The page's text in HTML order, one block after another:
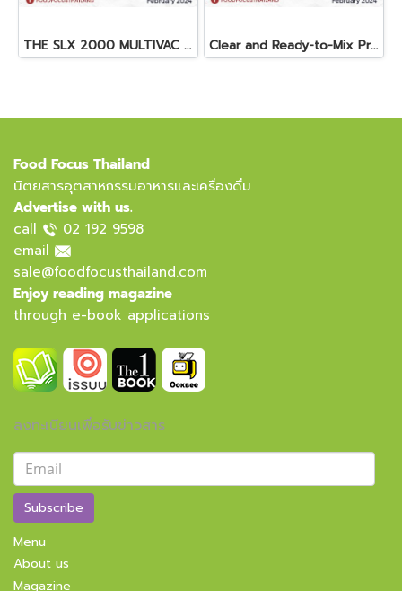
THE SLX 2000 MULTIVAC SLICER Clear and Ready-to-Mix Protein Shakes
Food Focus Thailand
นิตยสารอุตสาหกรรมอาหารและเครื่องดื่ม
Advertise with us.
call
02 192 9598
email
sale@foodfocusthailand.com
Enjoy reading magazine
through e-book applications
ลงทะเบียนเพื่อรับข่าวสาร
Subscribe
Menu
About us
Magazine